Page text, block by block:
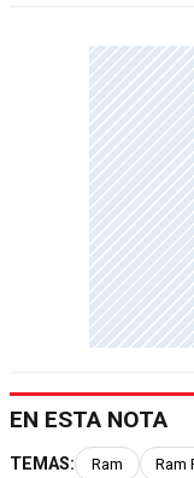
EN ESTA NOTA
TEMAS: Ram Ram